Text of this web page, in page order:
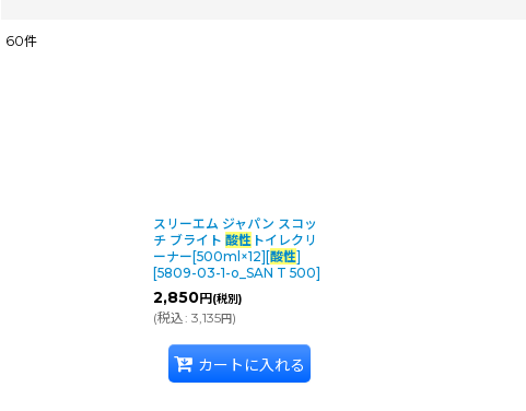
メーカー・ブランド:
60件
スリーエム ジャパン スコッ
チ ブライト 酸性トイレクリ
ーナー[500ml×12][酸性]
[5809-03-1-o_SAN T 500]
2,850円 (税別)
(税込: 3,135円)
カートに入れる